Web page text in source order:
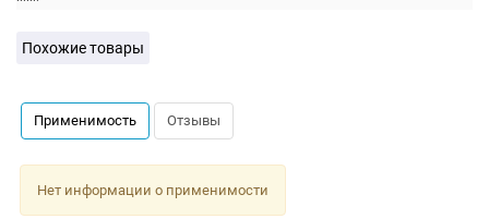
Похожие товары
Применимость Отзывы
Нет информации о применимости